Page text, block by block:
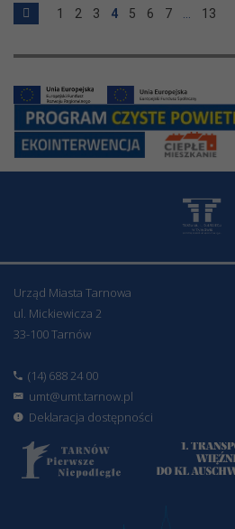
1 2 3 4 5 6 7 13
Urząd Miasta Tarnowa
ul. Mickiewicza 2
33-100 Tarnów
(14) 688 24 00
umt@umt.tarnow.pl
Deklaracja dostępności